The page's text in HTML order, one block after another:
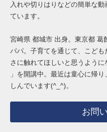
入れや切りはりなどの簡単な
ています。
宮崎県 都城市 出身。東京都
パパ。子育てを通じて、こど
さに触れてほしいと思うよう
」を開講中。最近は童心に帰
しんでいます(^_^)。
お問